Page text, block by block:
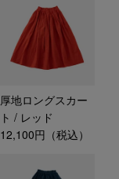
厚地ロングスカー
ト / レッド
12,100円（税込）